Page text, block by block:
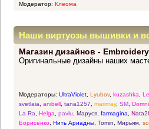
Модератор: Клеома
Наши виртуозы вышивки и
прекрасных идей
Магазин дизайнов -
Оригинальные дизайны наших
Модераторы: UltraViolet, Lyubov, kuzashka,
svetlaia, anibell, tana1257, marimay, SM,
La Ra, Helga, pavlu, Маруся, farmagina,
Борисенко, Нить Ариадны, Tomin, Мирьям,